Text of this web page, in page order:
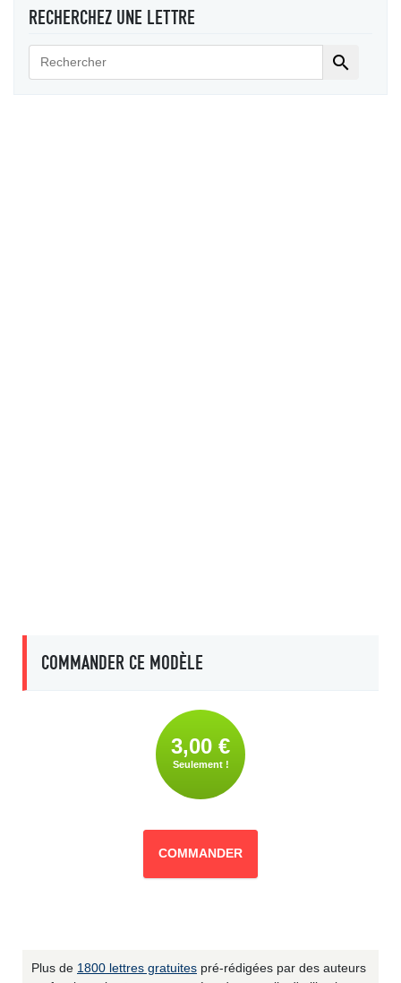
RECHERCHEZ UNE LETTRE

COMMANDER CE MODÈLE
3,00 €
Seulement !
COMMANDER
Plus de 1800 lettres gratuites pré-rédigées par des auteurs